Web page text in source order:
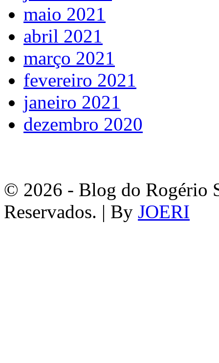
maio 2021
abril 2021
março 2021
fevereiro 2021
janeiro 2021
dezembro 2020
© 2026 - Blog do Rogério
Reservados. | By JOERI